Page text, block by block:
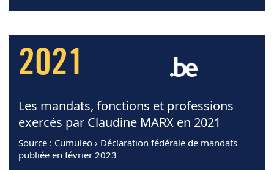
2021
Les mandats, fonctions et professions
exercés par Claudine MARX en 2021
Source : Cumuleo › Déclaration fédérale de mandats
publiée en février 2023